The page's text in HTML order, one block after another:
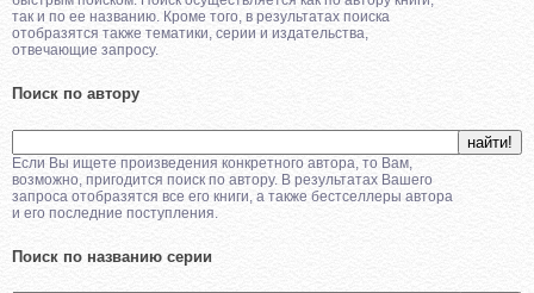
так и по ее названию. Кроме того, в результатах поиска
отобразятся также тематики, серии и издательства,
отвечающие запросу.
Поиск по автору
Если Вы ищете произведения конкретного автора, то Вам,
возможно, пригодится поиск по автору. В результатах Вашего
запроса отобразятся все его книги, а также бестселлеры автора
и его последние поступления.
Поиск по названию серии